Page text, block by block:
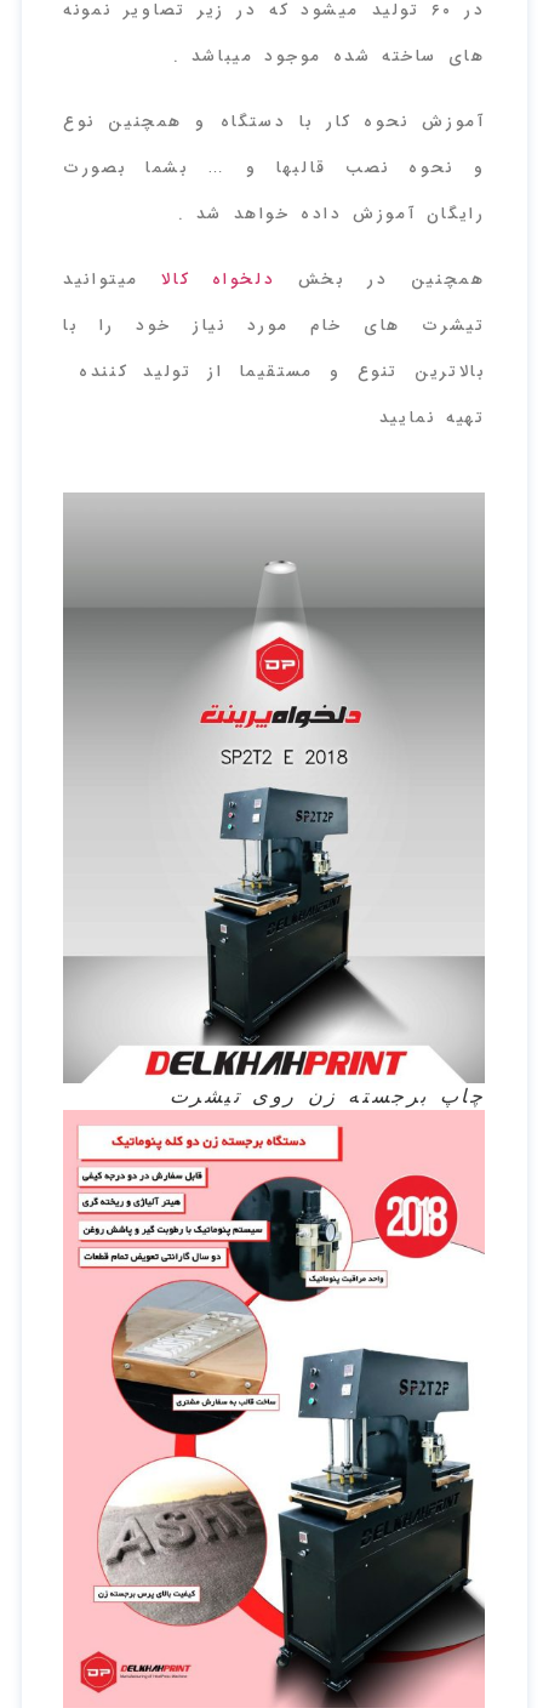
در ۶۰ تولید میشود که در زیر تصاویر نمونه
های ساخته شده موجود میباشد .
آموزش نحوه کار با دستگاه و همچنین نوع
و نحوه نصب قالبها و … بشما بصورت
رایگان آموزش داده خواهد شد .
همچنین در بخش دلخواه کالامیتوانید
تیشرت های خام مورد نیاز خود را با
بالاترین تنوع و مستقیما از تولید کننده
تهیه نمایید
چاپ برجسته زن روی تیشرت